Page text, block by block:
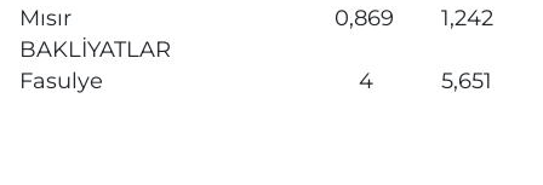
Mısır
0,869
1,242
BAKLİYATLAR
Fasulye
4 5,651